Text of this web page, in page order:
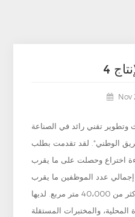
4
Nov
تقني رائد في الصناعة
الوطني". لقد تقدمت بطلب
على أكثر من 80 براءة اختراع وحصلت على ما يقرب
إجمالي عدد الموظفين ما يقرب
من 500، ومصنعها الخاص أكثر من 40،000 متر مربع. لديها
المحلية، والمختبرات المستقلة